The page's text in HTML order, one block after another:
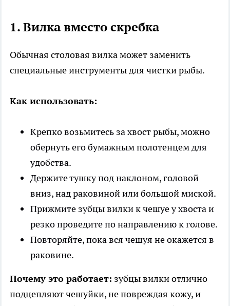
1. Вилка вместо скребка
Обычная столовая вилка может заменить
специальные инструменты для чистки рыбы.
Как использовать:
Крепко возьмитесь за хвост рыбы, можно
обернуть его бумажным полотенцем для
удобства.
Держите тушку под наклоном, головой
вниз, над раковиной или большой миской.
Прижмите зубцы вилки к чешуе у хвоста и
резко проведите по направлению к голове.
Повторяйте, пока вся чешуя не окажется в
раковине.
Почему это работает: зубцы вилки отлично
подцепляют чешуйки, не повреждая кожу, и